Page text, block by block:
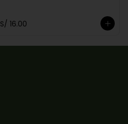
S/ 16.00